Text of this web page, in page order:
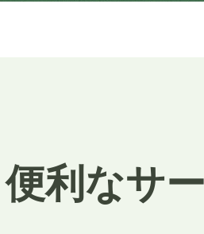
熊本地震の災害
置しました
便利なサ